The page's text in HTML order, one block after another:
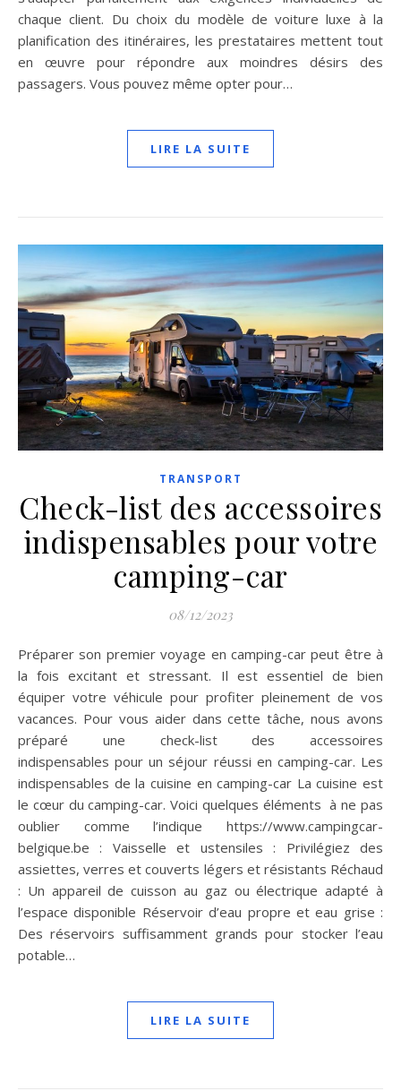
chaque client. Du choix du modèle de voiture luxe à la
planification des itinéraires, les prestataires mettent tout
en œuvre pour répondre aux moindres désirs des
passagers. Vous pouvez même opter pour…
LIRE LA SUITE
TRANSPORT
Check-list des accessoires
indispensables pour votre
camping-car
08/12/2023
Préparer son premier voyage en camping-car peut être à
la fois excitant et stressant. Il est essentiel de bien
équiper votre véhicule pour profiter pleinement de vos
vacances. Pour vous aider dans cette tâche, nous avons
préparé une check-list des accessoires
indispensables pour un séjour réussi en camping-car. Les
indispensables de la cuisine en camping-car La cuisine est
le cœur du camping-car. Voici quelques éléments à ne pas
oublier comme l’indique https://www.campingcar-
belgique.be : Vaisselle et ustensiles : Privilégiez des
assiettes, verres et couverts légers et résistants Réchaud
: Un appareil de cuisson au gaz ou électrique adapté à
l’espace disponible Réservoir d’eau propre et eau grise :
Des réservoirs suffisamment grands pour stocker l’eau
potable…
LIRE LA SUITE